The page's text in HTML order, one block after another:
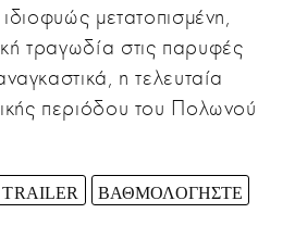
ιδιοφυώς μετατοπισμένη,
τραγωδία στις παρυφές
η τελευταία
περιόδου του Πολωνού
TRAILER ΒΑΘΜΟΛΟΓΗΣΤΕ